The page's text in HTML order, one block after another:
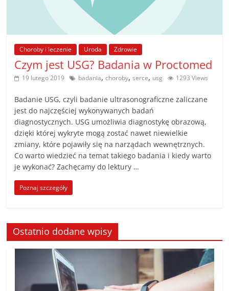
Choroby i leczenie Uroda Zdrowie
Czym jest USG? Badania w Proctomed
19 lutego 2019 badania,choroby,serce, usg 1293 Views
Badanie USG, czyli badanie ultrasonograficzne zaliczane
jest do najczęściej wykonywanych badań
diagnostycznych. USG umożliwia diagnostykę obrazową,
dzięki której wykryte mogą zostać nawet niewielkie
zmiany, które pojawiły się na narządach wewnętrznych.
Co warto wiedzieć na temat takiego badania i kiedy warto
je wykonać? Zachęcamy do lektury …
Poznaj szczegóły
Ostatnio dodane wpisy